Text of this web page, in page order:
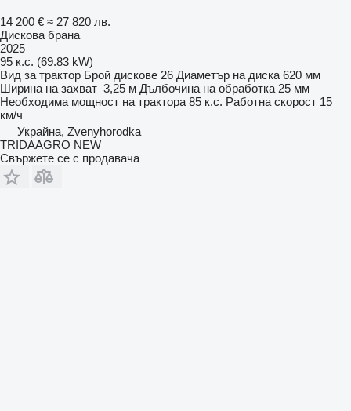
14 200 € ≈ 27 820 лв.
Дискова брана
2025
95 к.с. (69.83 kW)
Вид за трактор Брой дискове 26 Диаметър на диска 620 мм
Ширина на захват 3,25 м Дълбочина на обработка 25 мм
Необходима мощност на трактора 85 к.с. Работна скорост 15
км/ч
Украйна, Zvenyhorodka
TRIDAAGRO NEW
Свържете се с продавача